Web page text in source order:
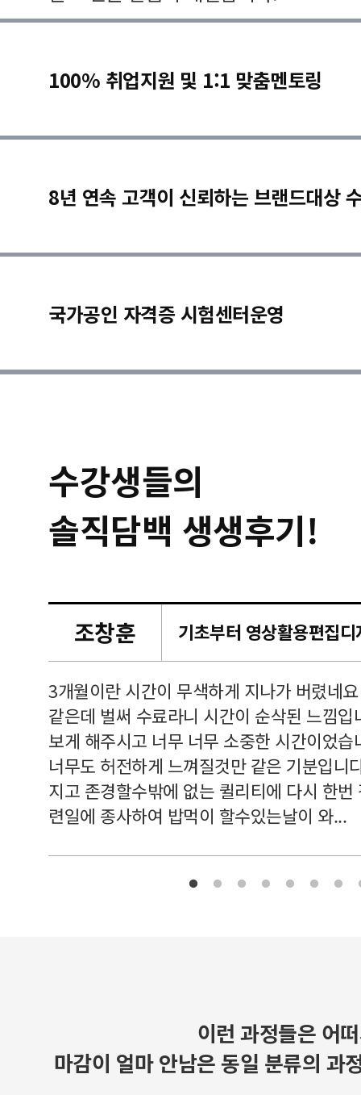
100% 취업지원 및 1:1 맞춤멘토링
8년 연속 고객이 신뢰하는 브랜드대상
국가공인 자격증 시험센터운영
수강생들의
솔직담백 생생후기!
조창훈
3개월이란 시간이 무색하게 지나가 버렸네
같은데 벌써 수료라니 시간이 순삭된 느낌
보게 해주시고 너무 너무 소중한 시간이었
너무도 허전하게 느껴질것만 같은 기분입니
지고 존경할수밖에 없는 퀼리티에 다시 한
련일에 종사하여 밥먹이 할수있는날이 와...
이런 과정들은 어
마감이 얼마 안남은 동일 분류의 과